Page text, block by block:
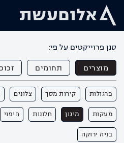
סנן פרוייקטים על פי:
מוצרים תחומים
פרגולות קירות מסך צלונים
מעקות מיגון חלונות חיפוי
בניה ירוקה